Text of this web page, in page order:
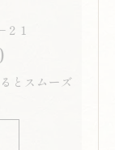
１
とスムーズ